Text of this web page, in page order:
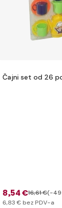
Čajni set od 26
8,54 €16,61 €(-49
6,83 € bez PDV-a